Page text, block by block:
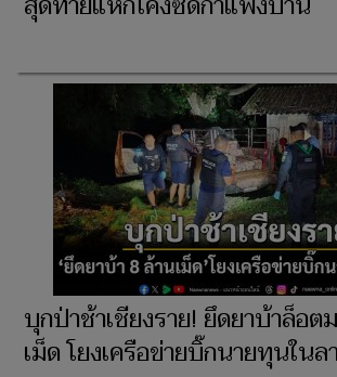
บุกป่าช้าเชียงราย! ยึดยาบ้าล็อ
เม็ด โยงเครือข่ายบิ๊กนายทุนในล